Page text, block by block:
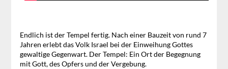
Endlich ist der Tempel fertig. Nach einer Bauzeit von rund 7
Jahren erlebt das Volk Israel bei der Einweihung Gottes
gewaltige Gegenwart. Der Tempel: Ein Ort der Begegnung
mit Gott, des Opfers und der Vergebung.